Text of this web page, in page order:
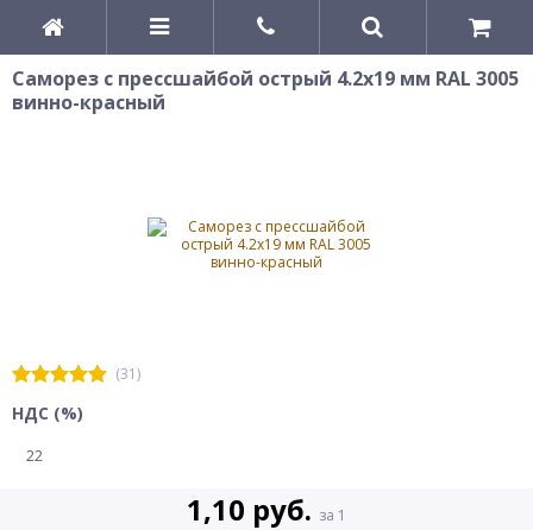
Саморез с прессшайбой острый 4.2x19 мм RAL 3005
винно-красный
(31)
НДС (%)
22
1,10 руб. за 1